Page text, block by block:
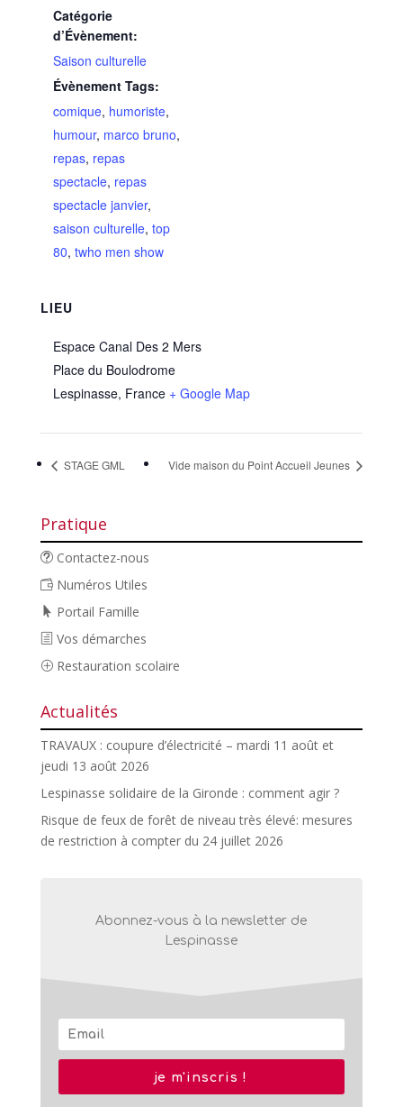
Catégorie
d’Évènement:
Saison culturelle
Évènement Tags:
comique, humoriste,
humour, marco bruno,
repas, repas
spectacle, repas
spectacle janvier,
saison culturelle, top
80, twho men show
LIEU
Espace Canal Des 2 Mers
Place du Boulodrome
Lespinasse, France + Google Map
STAGE GML Vide maison du Point Accueil Jeunes
Pratique
Contactez-nous
Numéros Utiles
Portail Famille
Vos démarches
Restauration scolaire
Actualités
TRAVAUX : coupure d’électricité – mardi 11 août et
jeudi 13 août 2026
Lespinasse solidaire de la Gironde : comment agir ?
Risque de feux de forêt de niveau très élevé: mesures
de restriction à compter du 24 juillet 2026
Abonnez-vous à la newsletter de
Lespinasse
je m'inscris !